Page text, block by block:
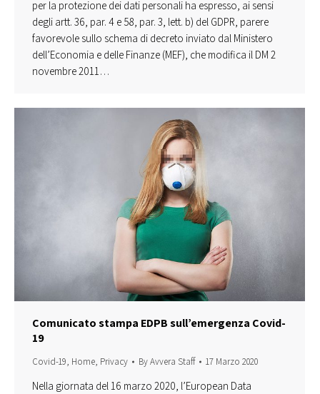
per la protezione dei dati personali ha espresso, ai sensi
degli artt. 36, par. 4 e 58, par. 3, lett. b) del GDPR, parere
favorevole sullo schema di decreto inviato dal Ministero
dell’Economia e delle Finanze (MEF), che modifica il DM 2
novembre 2011…
Comunicato stampa EDPB sull’emergenza Covid-
19
Covid-19, Home, Privacy ByAvvera Staff 17 Marzo 2020
Nella giornata del 16 marzo 2020, l’European Data